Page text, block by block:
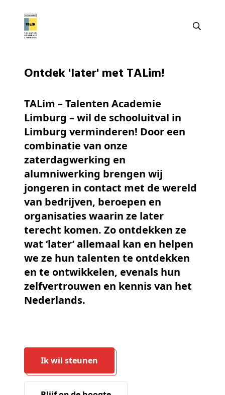
Ontdek 'later' met TALim!
TALim – Talenten Academie
Limburg – wil de schooluitval in
Limburg verminderen! Door een
combinatie van onze
zaterdagwerking en
alumniwerking brengen wij
jongeren in contact met de wereld
van bedrijven, beroepen en
organisaties waarin ze later
terecht komen. Zo ontdekken ze
wat ‘later’ allemaal kan en helpen
we ze hun talenten te ontdekken
en te ontwikkelen, evenals hun
zelfvertrouwen en kennis van het
Nederlands.
Ik wil steunen